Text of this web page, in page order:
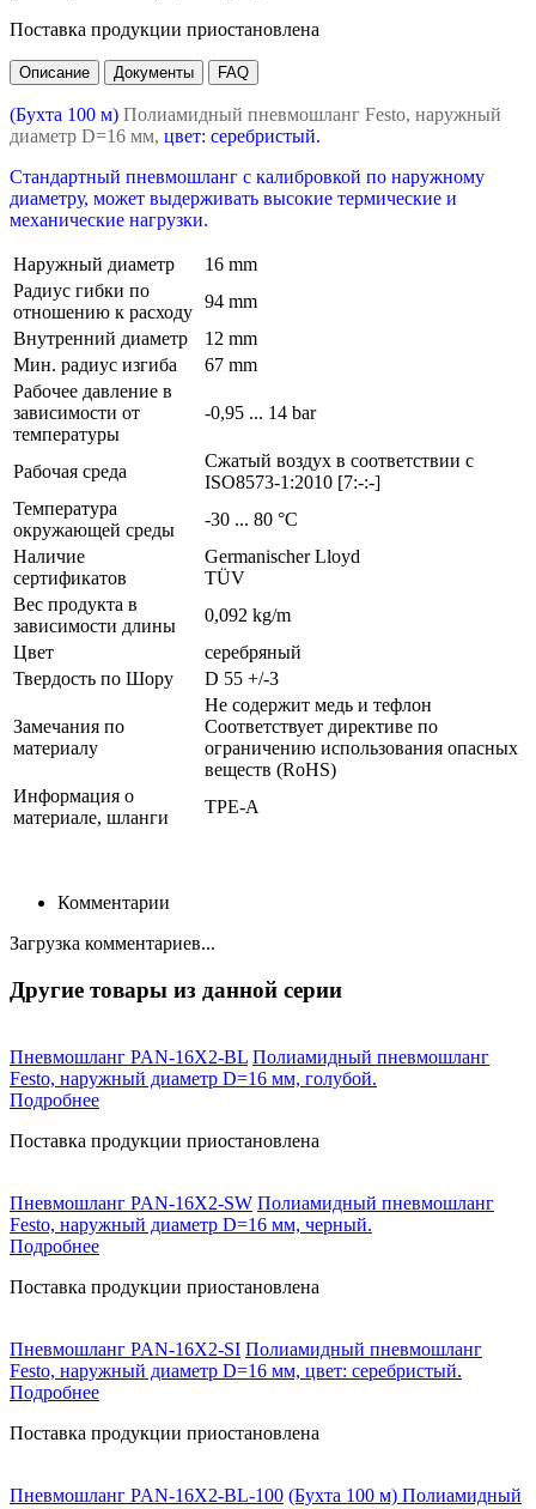
Поставка продукции приостановлена
Описание Документы FAQ
(Бухта 100 м) Полиамидный пневмошланг Festo, наружный
диаметр D=16 мм, цвет: серебристый.
Стандартный пневмошланг с калибровкой по наружному
диаметру, может выдерживать высокие термические и
механические нагрузки.
Наружный диаметр
16 mm
Радиус гибки по
отношению к расходу
94 mm
Внутренний диаметр
12 mm
Мин. радиус изгиба
67 mm
Рабочее давление в
зависимости от
температуры
-0,95 ... 14 bar
Рабочая среда
Сжатый воздух в соответствии с
ISO8573-1:2010 [7:-:-]
Температура
окружающей среды
-30 ... 80 °C
Наличие
сертификатов
Germanischer Lloyd
TÜV
Вес продукта в
зависимости длины
0,092 kg/m
Цвет
серебряный
Твердость по Шору
D 55 +/-3
Замечания по
материалу
Не содержит медь и тефлон
Соответствует директиве по
ограничению использования опасных
веществ (RoHS)
Информация о
материале, шланги
TPE-A
Комментарии
Загрузка комментариев...
Другие товары из данной серии
Пневмошланг PAN-16X2-BL Полиамидный пневмошланг
Festo, наружный диаметр D=16 мм, голубой.
Подробнее
Поставка продукции приостановлена
Пневмошланг PAN-16X2-SW Полиамидный пневмошланг
Festo, наружный диаметр D=16 мм, черный.
Подробнее
Поставка продукции приостановлена
Пневмошланг PAN-16X2-SI Полиамидный пневмошланг
Festo, наружный диаметр D=16 мм, цвет: серебристый.
Подробнее
Поставка продукции приостановлена
Пневмошланг PAN-16X2-BL-100 (Бухта 100 м) Полиамидный